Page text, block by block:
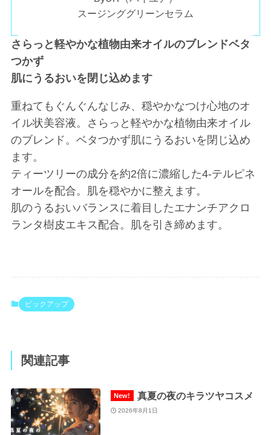
スージンググリーンセラム
さらっと軽やかな植物由来オイルのブレンドベタ
つかず
肌にうるおいを閉じ込めます
重ねてもぐんぐんなじみ、穏やかなつけ心地のオ
イル状美容液。さらっと軽やかな植物由来オイル
のブレンド。ベタつかず肌にうるおいを閉じ込め
ます。
ティーツリーの成分を約2倍に濃縮した4-テルピネ
オールを配合。肌を穏やかに整えます。
肌のうるおいバランスに着目したエナンチアクロ
ランタ樹皮エキス配合。肌を引き締めます。
ピックアップ
関連記事
真夏の夜のキラツヤコスメ
2026年8月1日